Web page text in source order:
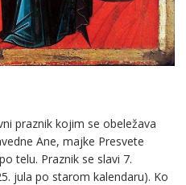
praznik kojim se obeležava
Ane, majke Presvete
telu. Praznik se slavi 7.
jula po starom kalendaru). Ko